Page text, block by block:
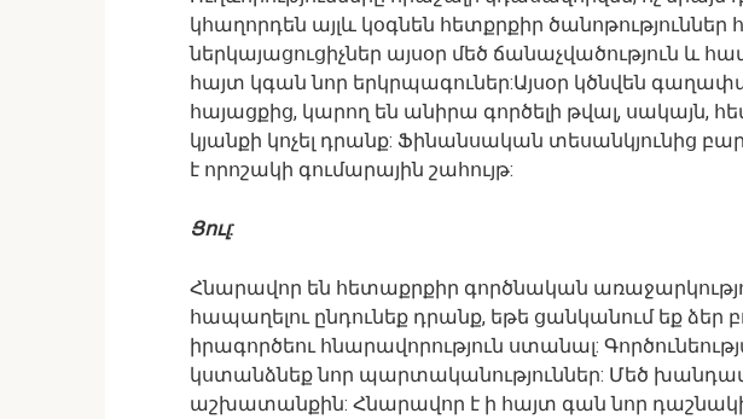
կհաղորդեն այլև կօգնեն հետքրքիր
ներկայացուցիչներ այսօր մեծ ճանաչվածություն և
հայտ կգան նոր երկրպագուներ:Այսօր կծնվեն
հայացքից, կարող են անիրա գործելի թվալ, սակայն,
կյանքի կոչել դրանք: Ֆինանսական տեսանկյունից
է որոշակի գումարային շահույթ:
Ցուլ:
Հնարավոր են հետաքրքիր գործնական
հապաղելու ընդունեք դրանք, եթե ցանկանում եք ձեր
իրագործեու հնարավորություն ստանալ:
կստանձնեք նոր պարտականություններ: Մեծ
աշխատանքին: Հնարավոր է ի հայտ գան նոր